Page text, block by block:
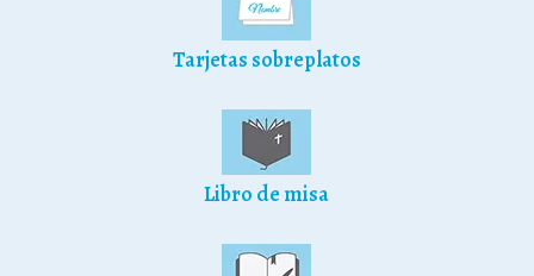
Tarjetas sobreplatos
Libro de misa